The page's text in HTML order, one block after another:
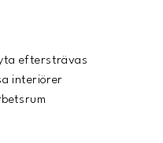
eftersträvas
interiörer